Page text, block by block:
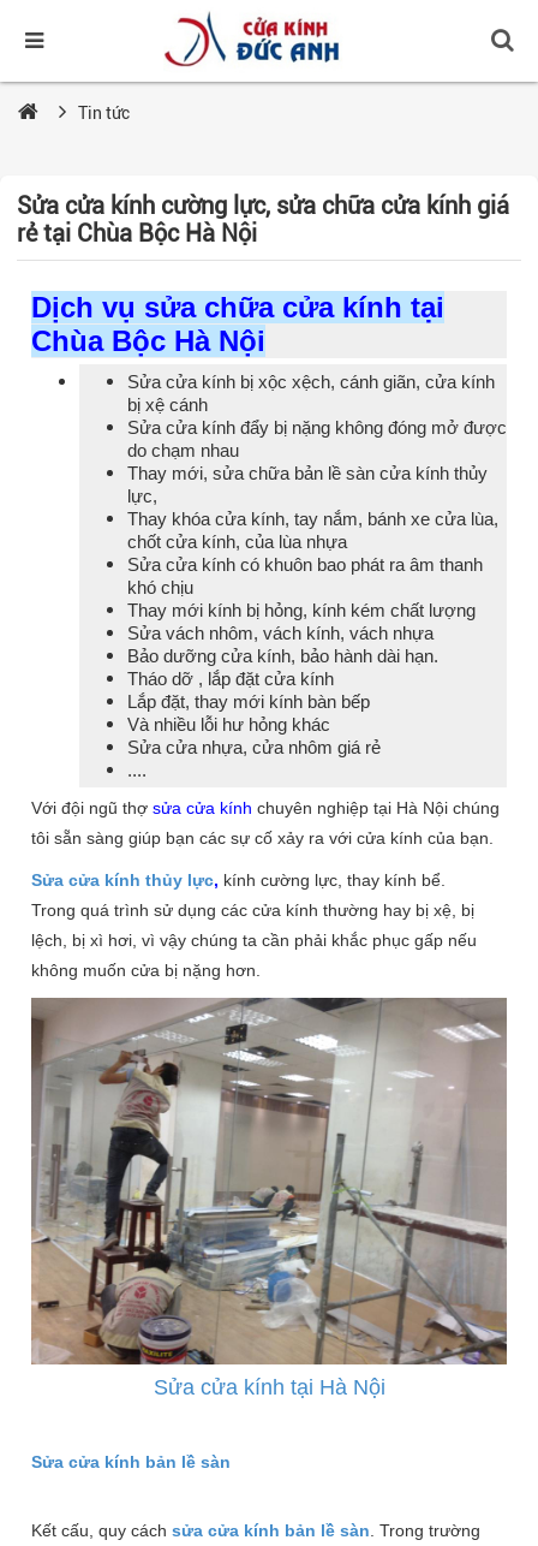
Tin tức
Sửa cửa kính cường lực, sửa chữa cửa kính giá
rẻ tại Chùa Bộc Hà Nội
Dịch vụ sửa chữa cửa kính tại
Chùa Bộc Hà Nội
Sửa cửa kính bị xộc xệch, cánh giãn, cửa kính
bị xệ cánh
Sửa cửa kính đẩy bị nặng không đóng mở được
do chạm nhau
Thay mới, sửa chữa bản lề sàn cửa kính thủy
lực,
Thay khóa cửa kính, tay nắm, bánh xe cửa lùa,
chốt cửa kính, của lùa nhựa
Sửa cửa kính có khuôn bao phát ra âm thanh
khó chịu
Thay mới kính bị hỏng, kính kém chất lượng
Sửa vách nhôm, vách kính, vách nhựa
Bảo dưỡng cửa kính, bảo hành dài hạn.
Tháo dỡ , lắp đặt cửa kính
Lắp đặt, thay mới kính bàn bếp
Và nhiều lỗi hư hỏng khác
Sửa cửa nhựa, cửa nhôm giá rẻ
....
Với đội ngũ thợ sửa cửa kính chuyên nghiệp tại Hà Nội chúng
tôi sẵn sàng giúp bạn các sự cố xảy ra với cửa kính của bạn.
Sửa cửa kính thủy lực, kính cường lực, thay kính bể.
Trong quá trình sử dụng các cửa kính thường hay bị xệ, bị
lệch, bị xì hơi, vì vậy chúng ta cần phải khắc phục gấp nếu
không muốn cửa bị nặng hơn.
Sửa cửa kính tại Hà Nội
Sửa cửa kính bản lề sàn
Kết cấu, quy cách sửa cửa kính bản lề sàn . Trong trường